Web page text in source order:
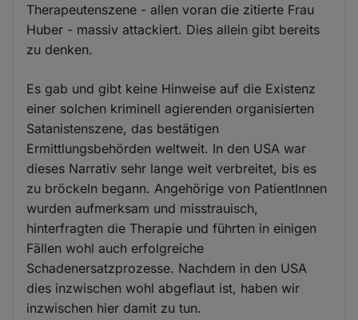
Therapeutenszene - allen voran die zitierte Frau
Huber - massiv attackiert. Dies allein gibt bereits
zu denken.
Es gab und gibt keine Hinweise auf die Existenz
einer solchen kriminell agierenden organisierten
Satanistenszene, das bestätigen
Ermittlungsbehörden weltweit. In den USA war
dieses Narrativ sehr lange weit verbreitet, bis es
zu bröckeln begann. Angehörige von PatientInnen
wurden aufmerksam und misstrauisch,
hinterfragten die Therapie und führten in einigen
Fällen wohl auch erfolgreiche
Schadenersatzprozesse. Nachdem in den USA
dies inzwischen wohl abgeflaut ist, haben wir
inzwischen hier damit zu tun.